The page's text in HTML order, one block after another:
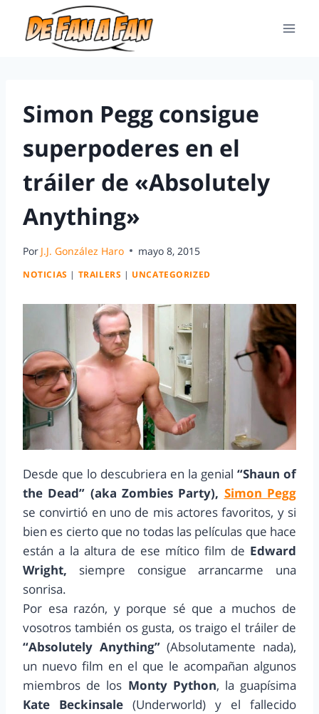
Simon Pegg consigue
superpoderes en el
tráiler de «Absolutely
Anything»
Por J.J. González Haro mayo 8, 2015
NOTICIAS | TRAILERS | UNCATEGORIZED
Desde que lo descubriera en la genial “Shaun of
the Dead” (aka Zombies Party), Simon Pegg
se convirtió en uno de mis actores favoritos, y si
bien es cierto que no todas las películas que hace
están a la altura de ese mítico film de Edward
Wright, siempre consigue arrancarme una
sonrisa.
Por esa razón, y porque sé que a muchos de
vosotros también os gusta, os traigo el tráiler de
“Absolutely Anything”(Absolutamente nada),
un nuevo film en el que le acompañan algunos
miembros de los Monty Python, la guapísima
Kate Beckinsale (Underworld) y el fallecido